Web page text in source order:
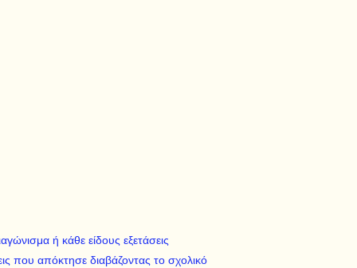
ή κάθε είδους εξετάσεις
που απόκτησε διαβάζοντας το σχολικό